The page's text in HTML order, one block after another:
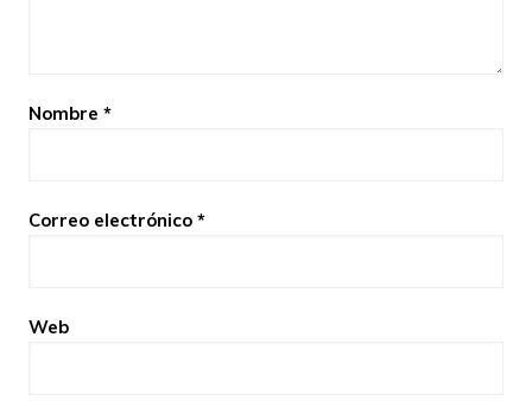
Nombre *
Correo electrónico *
Web